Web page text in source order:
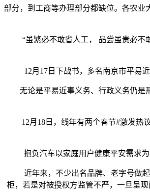
部分，到工商等办理部分都缺位。各农
“虽繁必不敢省人工， 品尝虽贵必不
12月17日下战书，多名南京市平易近
无论是平易近事义务、行政义务仍是刑
12月18日，线年有两个春节#激发热议
抱负汽车以家庭用户健康平安需求为
近年来，不少出名品牌、老字号做起
柜，若是对被授权方监管不严，一旦呈